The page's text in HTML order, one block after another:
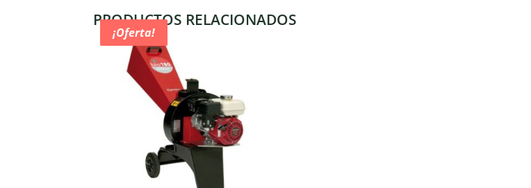
PRODUCTOS RELACIONADOS
¡Oferta!
¡Oferta!
¡Oferta!
¡Oferta!